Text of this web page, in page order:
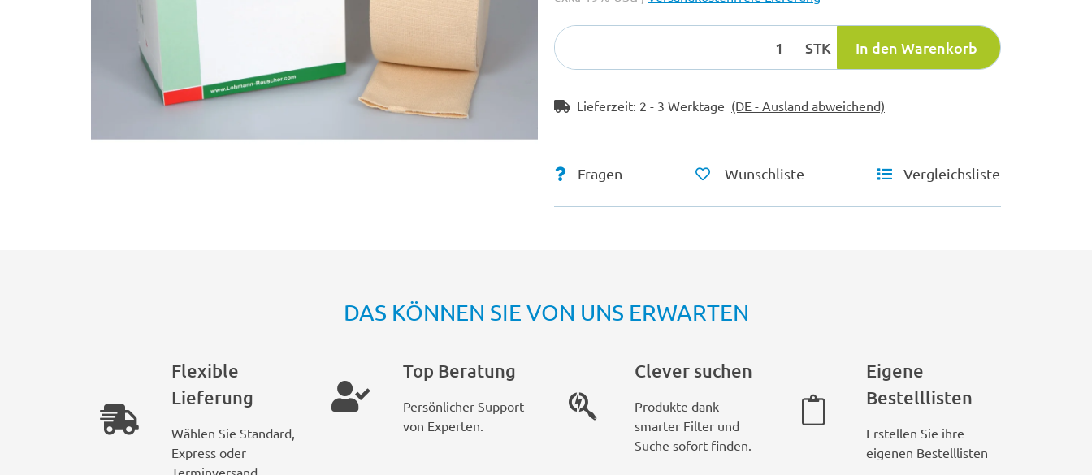
STK In den Warenkorb
Lieferzeit: 2 - 3 Werktage (DE - Ausland abweichend)
Fragen Wunschliste Vergleichsliste
DAS KÖNNEN SIE VON UNS ERWARTEN
Flexible
Lieferung
Wählen Sie Standard,
Express oder
Terminversand.
Top Beratung
Persönlicher Support
von Experten.
Clever suchen
Produkte dank
smarter Filter und
Suche sofort finden.
Eigene
Bestelllisten
Erstellen Sie ihre
eigenen Bestelllisten